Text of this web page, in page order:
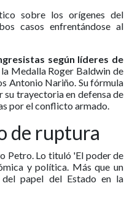
sobre los orígenes del
casos enfrentándose al
según líderes de
Medalla Roger Baldwin de
Antonio Nariño. Su fórmula
su trayectoria en defensa de
por el conflicto armado.
de ruptura
Petro. Lo tituló 'El poder de
y política. Más que un
papel del Estado en la